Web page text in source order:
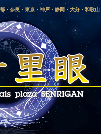
・奈良・東京・神戸・静岡・大分・和歌
山・横浜・千葉・福島・岩手・高知・熊本
佐賀・長崎・鳥取・富山・新潟・秋田・青